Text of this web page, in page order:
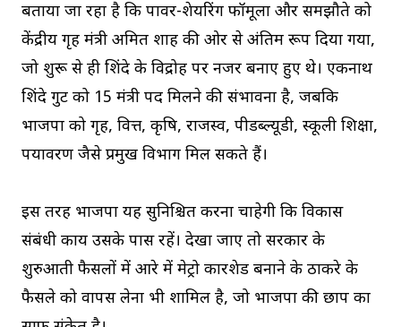
बताया जा रहा है कि पावर-शेयरिंग फॉर्मूला और समझौते को
केंद्रीय गृह मंत्री अमित शाह की ओर से अंतिम रूप दिया गया,
जो शुरू से ही शिंदे के विद्रोह पर नजर बनाए हुए थे। एकनाथ
शिंदे गुट को 15 मंत्री पद मिलने की संभावना है, जबकि
भाजपा को गृह, वित्त, कृषि, राजस्व, पीडब्ल्यूडी, स्कूली शिक्षा,
पर्यावरण जैसे प्रमुख विभाग मिल सकते हैं।
इस तरह भाजपा यह सुनिश्चित करना चाहेगी कि विकास
संबंधी कार्य उसके पास रहें। देखा जाए तो सरकार के
शुरुआती फैसलों में आरे में मेट्रो कारशेड बनाने के ठाकरे के
फैसले को वापस लेना भी शामिल है, जो भाजपा की छाप का